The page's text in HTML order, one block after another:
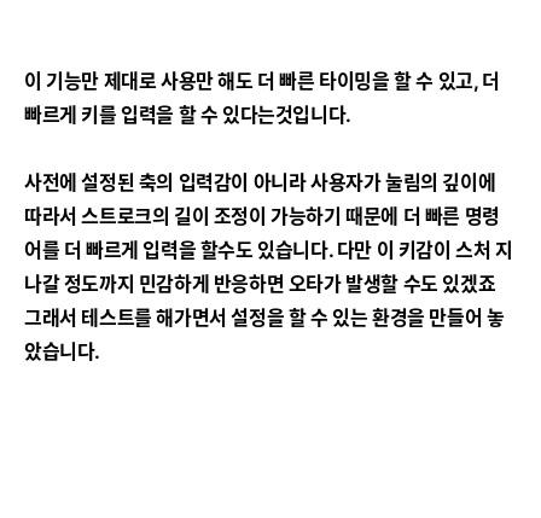
이 기능만 제대로 사용만 해도 더 빠른 타이밍을 할 수 있고, 더
빠르게 키를 입력을 할 수 있다는것입니다.
사전에 설정된 축의 입력감이 아니라 사용자가 눌림의 깊이에
따라서 스트로크의 길이 조정이 가능하기 때문에 더 빠른 명령
어를 더 빠르게 입력을 할수도 있습니다. 다만 이 키감이 스처 지
나갈 정도까지 민감하게 반응하면 오타가 발생할 수도 있겠죠
그래서 테스트를 해가면서 설정을 할 수 있는 환경을 만들어 놓
았습니다.